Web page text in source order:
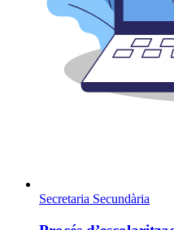
Secretaria Secundària